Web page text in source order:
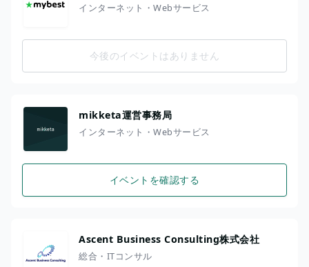
インターネット・Webサービス
今後のイベントはありません
mikketa運営事務局
インターネット・Webサービス
イベントを確認する
Ascent Business Consulting株式会社
総合・ITコンサル